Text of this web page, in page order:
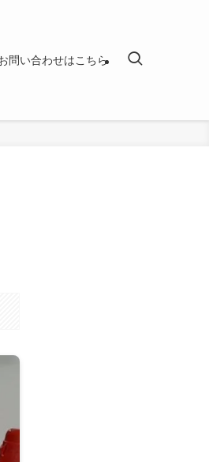
問い合わせはこちら